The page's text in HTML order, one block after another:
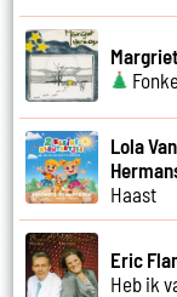
Lola
Haast
Eric
Heb ik